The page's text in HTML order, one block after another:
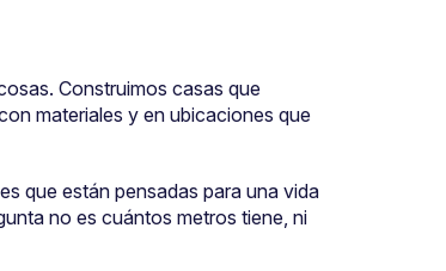
Construimos casas que
materiales y en ubicaciones que
que están pensadas para una vida
no es cuántos metros tiene, ni